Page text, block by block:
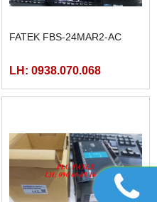
FATEK FBS-24MAR2-AC
LH: 0938.070.068